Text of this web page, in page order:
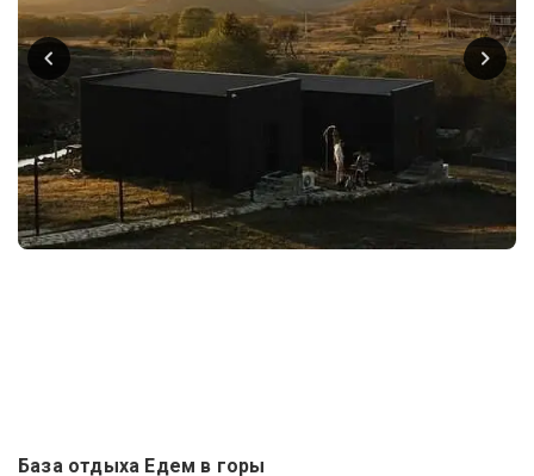
База отдыха Едем в горы